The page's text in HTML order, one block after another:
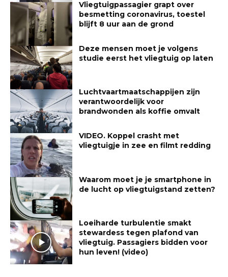
Vliegtuigpassagier grapt over
besmetting coronavirus, toestel
blijft 8 uur aan de grond
Deze mensen moet je volgens
studie eerst het vliegtuig op laten
Luchtvaartmaatschappijen zijn
verantwoordelijk voor
brandwonden als koffie omvalt
VIDEO. Koppel crasht met
vliegtuigje in zee en filmt redding
Waarom moet je je smartphone in
de lucht op vliegtuigstand zetten?
Loeiharde turbulentie smakt
stewardess tegen plafond van
vliegtuig. Passagiers bidden voor
hun leven! (video)